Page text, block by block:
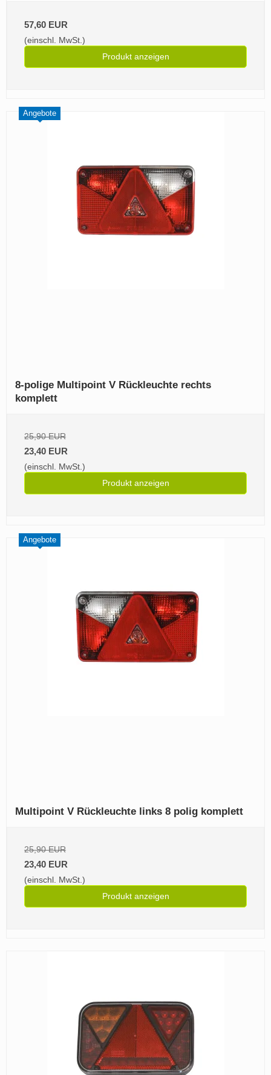
57,60 EUR
(einschl. MwSt.)
Produkt anzeigen
Angebote
8‑polige Multipoint V Rückleuchte rechts
komplett
25,90 EUR
23,40 EUR
(einschl. MwSt.)
Produkt anzeigen
Angebote
Multipoint V Rückleuchte links 8 polig komplett
25,90 EUR
23,40 EUR
(einschl. MwSt.)
Produkt anzeigen